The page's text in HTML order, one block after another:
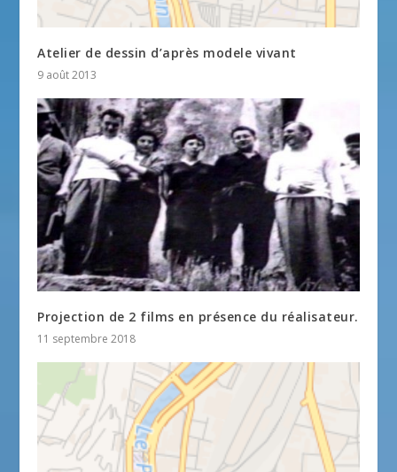
Atelier de dessin d’après modele vivant
9 août 2013
Projection de 2 films en présence du réalisateur.
11 septembre 2018